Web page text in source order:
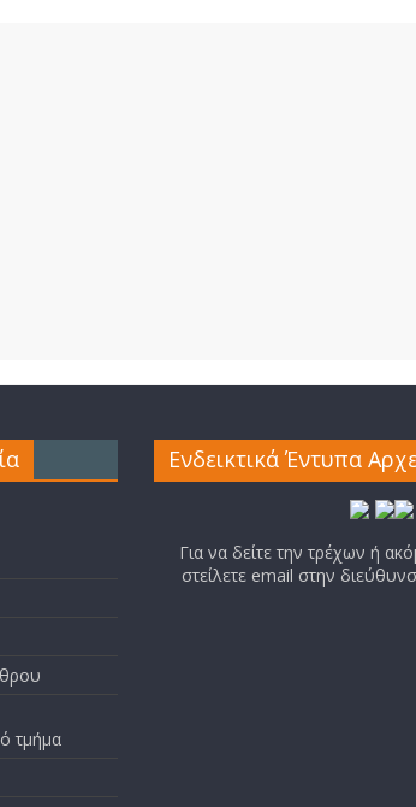
τμήμα
Ενδεικτικά Έντυπα
Για να δείτε την τρέχων ή
στείλετε email στην